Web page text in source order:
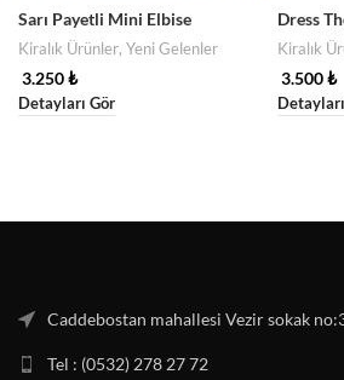
Sarı Payetli Mini Elbise
Kiralık Ürünler, Yeni Gelenler
3.250₺
Detayları Gör
Dress
Kiralık
3.500₺
Caddebostan mahallesi Vezir sokak
Tel : (0532) 278 27 72